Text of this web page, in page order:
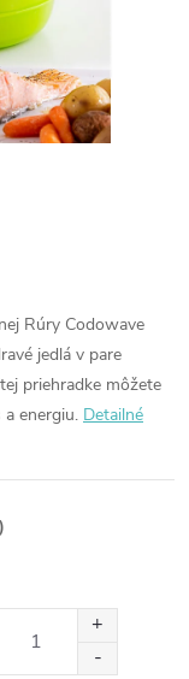
Rúry Codowave
jedlá v pare
priehradke môžete
energiu. Detailné